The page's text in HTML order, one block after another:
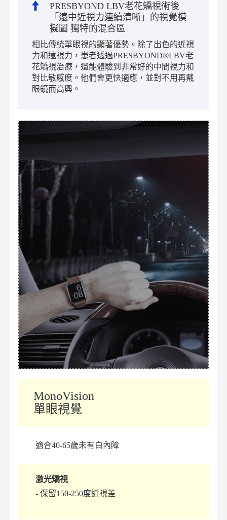
PRESBYOND LBV老花矯視術後
「遠中近視力連續清晰」的視覺模
擬圖 獨特的混合區
相比傳統單眼視的顯著優勢。除了出色的近視
力和遠視力，患者透過PRESBYOND®LBV老
花矯視治療，還能體驗到非常好的中間視力和
對比敏感度。他們會更快適應，並對不用再戴
眼鏡而高興。
MonoVision
單眼視覺
適合40-65歲未有白內障
激光矯視
- 保留150-250度近視差